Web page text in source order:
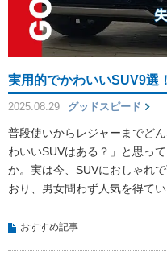
実用的でかわいいSUV9選
2025.08.29 グッドスピード
普段使いからレジャーまでど
わいいSUVはある？」と思っ
か。実は今、SUVにおしゃれ
おり、男女問わず人気を得てい
おすすめ記事